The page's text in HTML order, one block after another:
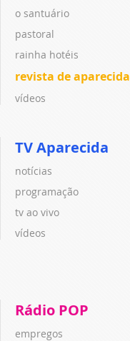
o santuário
pastoral
rainha hotéis
revista de aparecida
vídeos
TV Aparecida
notícias
programação
tv ao vivo
vídeos
Rádio POP
empregos